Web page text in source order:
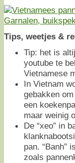
Tips, weetjes &
Tip: het is
youtube te
Vietnamese
In Vietnam
gebakken
een
maar weinig
De “xeo” in
pan. “Banh”
zoals